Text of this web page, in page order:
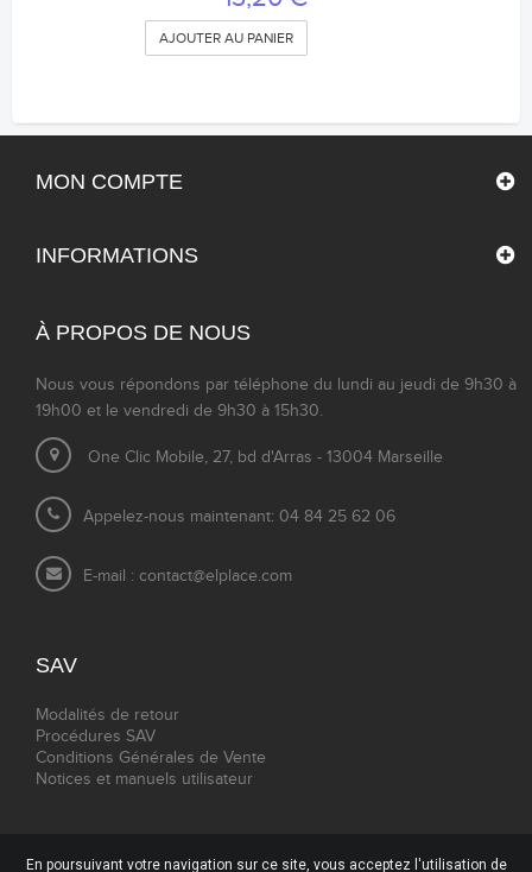
AJOUTER AU PANIER
MON COMPTE
INFORMATIONS
À PROPOS DE NOUS
Nous vous répondons par téléphone du lundi au jeudi de 9h30 à
19h00 et le vendredi de 9h30 à 15h30.
One Clic Mobile, 27, bd d'Arras - 13004 Marseille
Appelez-nous maintenant: 04 84 25 62 06
E-mail : contact@elplace.com
SAV
Modalités de retour
Procédures SAV
Conditions Générales de Vente
Notices et manuels utilisateur
En poursuivant votre navigation sur ce site, vous acceptez l'utilisation de